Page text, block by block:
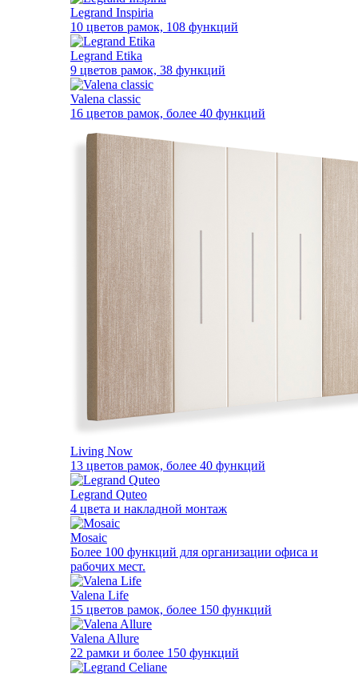
Legrand Inspiria
10 цветов рамок, 108 функций
Legrand Etika
9 цветов рамок, 38 функций
Valena classic
16 цветов рамок, более 40 функций
Living Now
13 цветов рамок, более 40 функций
Legrand Quteo
4 цвета и накладной монтаж
Mosaic
Более 100 функций для организации офиса и
рабочих мест.
Valena Life
15 цветов рамок, более 150 функций
Valena Allure
22 рамки и более 150 функций